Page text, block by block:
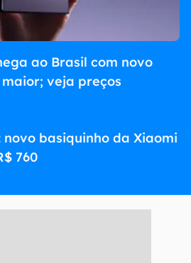
ao Brasil com novo
veja preços
novo basiquinho da Xiaomi
760